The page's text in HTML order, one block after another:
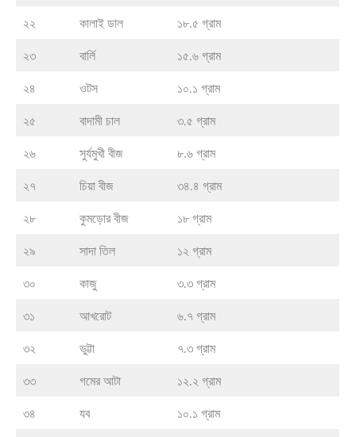
২২ কালাই ডাল ১৮.৫ গ্রাম
২৩ বার্লি ১৫.৬ গ্রাম
২৪ ওটস ১০.১ গ্রাম
২৫ বাদামী চাল ৩.৫ গ্রাম
২৬ সুর্যমুখী বীজ ৮.৬ গ্রাম
২৭ চিয়া বীজ ৩৪.৪ গ্রাম
২৮ কুমড়োর বীজ ১৮ গ্রাম
২৯ সাদা তিল ১২ গ্রাম
৩০ কাজু ৩.৩ গ্রাম
৩১ আখরোট ৬.৭ গ্রাম
৩২ ভুট্টা ৭.৩ গ্রাম
৩৩ গমের আটা ১২.২ গ্রাম
৩৪ যব ১০.১ গ্রাম